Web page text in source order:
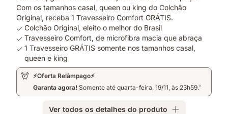
Com os tamanhos casal, queen ou king do Colchão
Original, receba 1 Travesseiro Comfort GRÁTIS.
Colchão Original, eleito o melhor do Brasil
Travesseiro Comfort, de microfibra macia que abraça
1 Travesseiro GRÁTIS somente nos tamanhos casal,
queen e king
⚡Oferta Relâmpago⚡
Garanta agora! Somente até quarta-feira, 19/11, às 23h59.2
Ver todos os detalhes do produto